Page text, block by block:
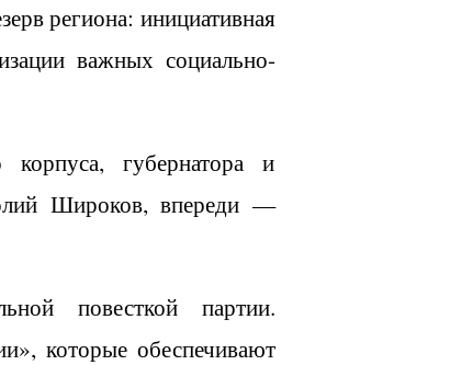
региона: инициативная
важных социально-
корпуса, губернатора и
Широков, впереди —
повесткой партии.
которые обеспечивают